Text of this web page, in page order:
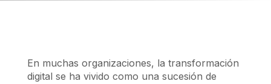
En muchas organizaciones, la transformación
digital se ha vivido como una sucesión de